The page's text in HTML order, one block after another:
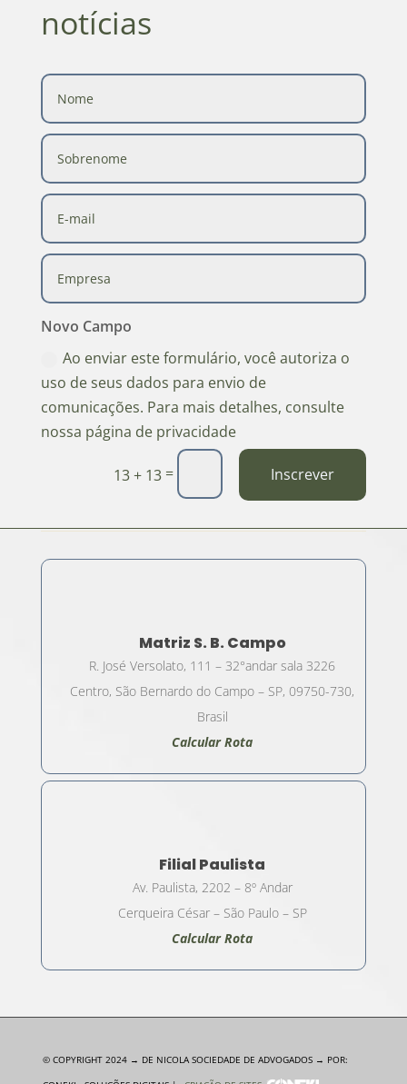
notícias
Novo Campo
Ao enviar este formulário, você autoriza o
uso de seus dados para envio de
comunicações. Para mais detalhes, consulte
nossa página de privacidade
13 + 13 = Inscrever
Matriz S. B. Campo
R. José Versolato, 111 – 32°andar sala 3226
Centro, São Bernardo do Campo – SP, 09750-730,
Brasil
Calcular Rota
Filial Paulista
Av. Paulista, 2202 – 8º Andar
Cerqueira César – São Paulo – SP
Calcular Rota
© COPYRIGHT 2024 → DE NICOLA SOCIEDADE DE ADVOGADOS → POR: